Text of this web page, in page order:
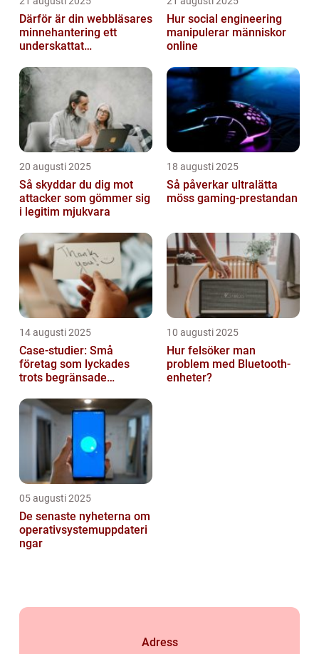
Därför är din webbläsares
minnehantering ett
underskattat
Hur social engineering
manipulerar människor
online
20 augusti 2025
Så skyddar du dig mot
attacker som gömmer sig
i legitim mjukvara
18 augusti 2025
Så påverkar ultralätta
möss gaming-prestandan
14 augusti 2025
Case-studier: Små
företag som lyckades
trots begränsade
10 augusti 2025
Hur felsöker man
problem med Bluetooth-
enheter?
05 augusti 2025
De senaste nyheterna om
operativsystemuppdateri
ngar
Adress